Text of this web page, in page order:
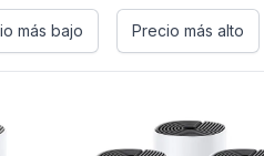
más bajo Precio más alto